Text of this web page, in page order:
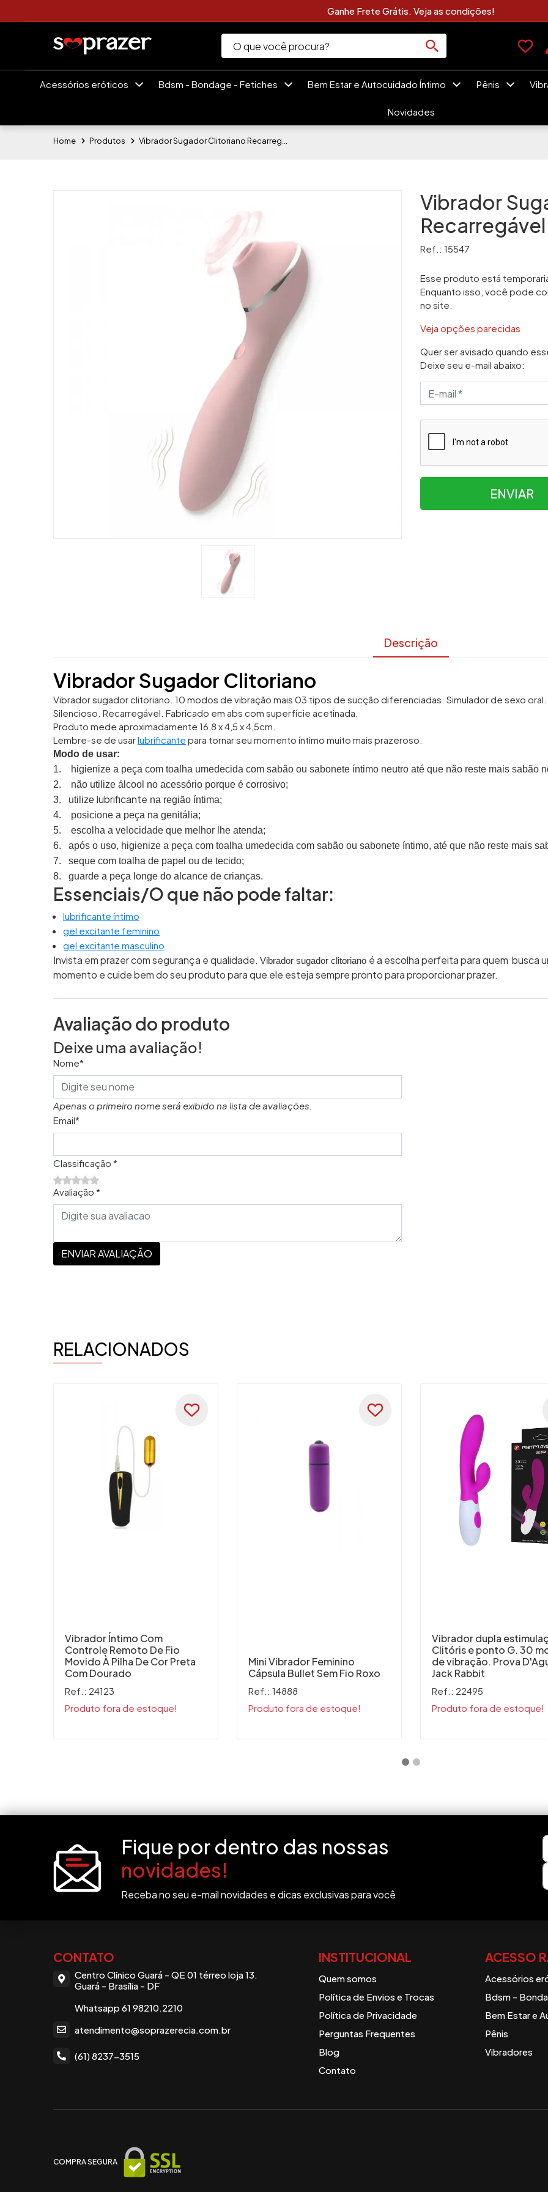
Clique Aqui e Veja As Novidades Sexshop
Acessórios eróticos Bdsm - Bondage - Fetiches Bem Estar e Autocuidado Íntimo Pênis
Novidades
Home Produtos
Vibrador
Ref.: 15547
Esse produto está
Enquanto isso, você pode
no site.
Veja opções parecidas
Quer ser avisado quando
Deixe seu e-mail abaixo:
ENVIAR
Descrição
Vibrador Sugador Clitoriano
Vibrador sugador clitoriano. 10 modos de vibração mais 03 tipos de sucção diferenciadas. Simulador de sexo
Silencioso. Recarregável. Fabricado em abs com superfície acetinada.
Produto mede aproximadamente 16,8 x 4,5 x 4,5cm.
Lembre-se de usarlubrificante para tornar seu momento íntimo muito mais prazeroso.
Modo de usar:
1.
higienize a peça com toalha umedecida com sabão ou sabonete íntimo neutro até que não reste mais sabão
2.
não utilize álcool no acessório porque é corrosivo;
3.
utilize lubrificante na região íntima;
4.
posicione a peça na genitália;
5.
escolha a velocidade que melhor lhe atenda;
6.
após o uso, higienize a peça com toalha umedecida com sabão ou sabonete íntimo, até que não reste mais
7.
seque com toalha de papel ou de tecido;
8.
guarde a peça longe do alcance de crianças.
Essenciais/O que não pode faltar:
lubrificante íntimo
gel excitante feminino
gel excitante masculino
Invista em prazer com segurança e qualidade. Vibrador sugador clitoriano é a escolha perfeita para quem busca
momento e cuide bem do seu produto para que ele esteja sempre pronto para proporcionar prazer.
Avaliação do produto
Deixe uma avaliação!
Nome*
Apenas o primeiro nome será exibido na lista de avaliações.
Email*
Classificação *
Avaliação *
ENVIAR AVALIAÇÃO
RELACIONADOS
Vibrador Íntimo Com
Controle Remoto De Fio
Movido À Pilha De Cor Preta
Com Dourado
Ref.: 24123
Produto fora de estoque!
Mini Vibrador Feminino
Cápsula Bullet Sem Fio Roxo
Ref.: 14888
Produto fora de estoque!
Vibrador dupla
Clitóris e ponto G. 30
de vibração. Prova
Jack Rabbit
Ref.: 22495
Produto fora de estoque!
Fique por dentro das nossas
novidades!
Receba no seu e-mail novidades e dicas exclusivas para você
CONTATO
Centro Clínico Guará - QE 01 térreo loja 13.
Guará - Brasília - DF
Whatsapp 61 98210.2210
atendimento@soprazerecia.com.br
(61) 8237-3515
INSTITUCIONAL
Quem somos
Política de Envios e Trocas
Política de Privacidade
Perguntas Frequentes
Blog
Contato
ACESSO
Acessórios
Bdsm -
Bem Estar e
Pênis
Vibradores
COMPRA SEGURA